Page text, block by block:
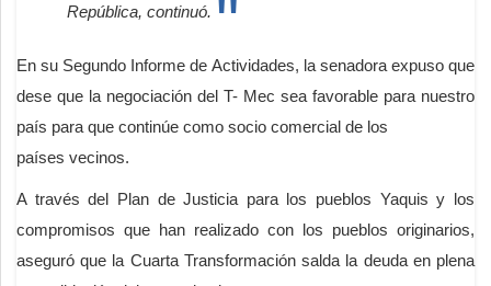
República, continuó.
En su Segundo Informe de Actividades, la senadora expuso que
dese que la negociación del T- Mec sea favorable para nuestro
país para que continúe como socio comercial de los
países vecinos.
A través del Plan de Justicia para los pueblos Yaquis y los
compromisos que han realizado con los pueblos originarios,
aseguró que la Cuarta Transformación salda la deuda en plena